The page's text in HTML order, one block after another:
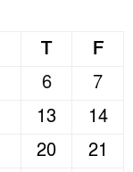
T
F
6
7
13
14
20
21